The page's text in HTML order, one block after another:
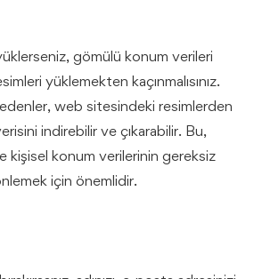
gömülü konum verileri
yüklemekten kaçınmalısınız.
web sitesindeki resimlerden
indirebilir ve çıkarabilir. Bu,
kişisel konum verilerinin gereksiz
için önemlidir.